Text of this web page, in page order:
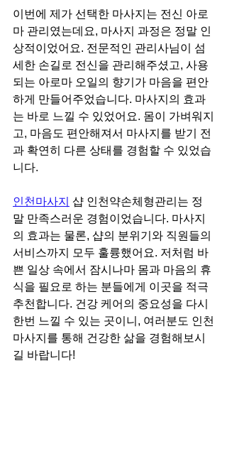
이번에 제가 선택한 마사지는 전신 아로
마 관리였는데요, 마사지 과정은 정말 인
상적이었어요. 전문적인 관리사님이 섬
세한 손길로 전신을 관리해주셨고, 사용
되는 아로마 오일의 향기가 마음을 편안
하게 만들어주었습니다. 마사지의 효과
는 바로 느낄 수 있었어요. 몸이 가벼워지
고, 마음도 편안해져서 마사지를 받기 전
과 확연히 다른 상태를 경험할 수 있었습
니다.
인천마사지 샵 인천약손체형관리는 정
말 만족스러운 경험이었습니다. 마사지
의 효과는 물론, 샵의 분위기와 직원들의
서비스까지 모두 훌륭했어요. 저처럼 바
쁜 일상 속에서 잠시나마 몸과 마음의 휴
식을 필요로 하는 분들에게 이곳을 적극
추천합니다. 건강 케어의 중요성을 다시
한번 느낄 수 있는 곳이니, 여러분도 인천
마사지를 통해 건강한 삶을 경험해보시
길 바랍니다!